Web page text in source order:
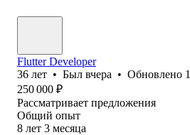
Flutter Developer
36 лет • Был вчера • Обновлено
250 000 ₽
Рассматривает предложения
Общий опыт
8 лет 3 месяца